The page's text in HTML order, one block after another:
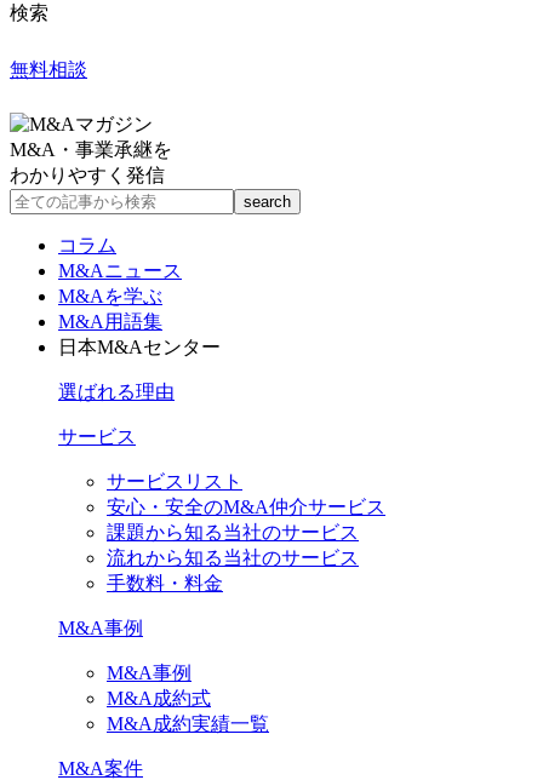
検索
無料相談
M&A・事業承継を
わかりやすく発信
コラム
M&Aニュース
M&Aを学ぶ
M&A用語集
日本M&Aセンター
選ばれる理由
サービス
サービスリスト
安心・安全のM&A仲介サービス
課題から知る当社のサービス
流れから知る当社のサービス
手数料・料金
M&A事例
M&A事例
M&A成約式
M&A成約実績一覧
M&A案件